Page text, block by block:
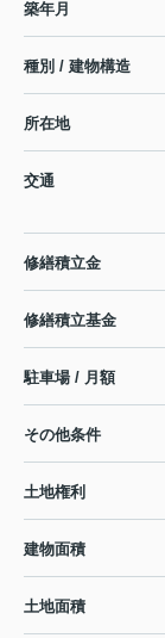
築年月
種別 / 建物構造
所在地
交通
修繕積立金
修繕積立基金
駐車場 / 月額
その他条件
土地権利
建物面積
土地面積